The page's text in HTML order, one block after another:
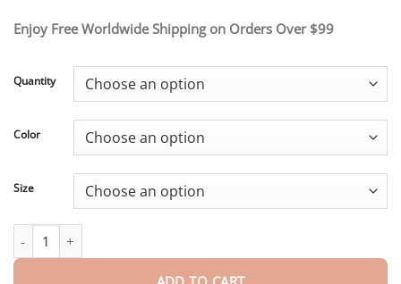
Enjoy Free Worldwide Shipping on Orders Over $99
Quantity
Color
Size
Einziehbare Ohrringe (Kauf 1 bekomme 1 gratis) quantity